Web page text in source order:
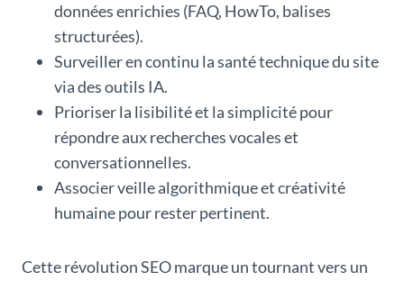
données enrichies (FAQ, HowTo, balises
structurées).
Surveiller en continu la santé technique du site
via des outils IA.
Prioriser la lisibilité et la simplicité pour
répondre aux recherches vocales et
conversationnelles.
Associer veille algorithmique et créativité
humaine pour rester pertinent.
Cette révolution SEO marque un tournant vers un